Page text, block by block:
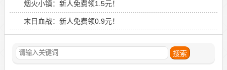
烟火小镇：新人免费领1.5元！
末日血战：新人免费领0.9元！